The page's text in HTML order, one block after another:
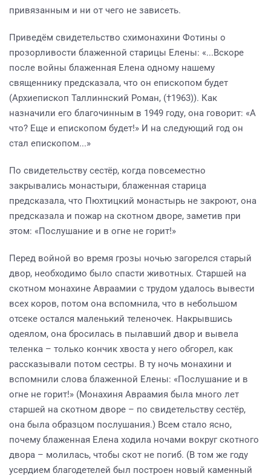
привязанным и ни от чего не зависеть.
Приведём свидетельство схимонахини Фотины о
прозорливости блаженной старицы Елены: «...Вскоре
после войны блаженная Елена одному нашему
священнику предсказала, что он епископом будет
(Архиепископ Таллиннский Роман, (†1963)). Как
назначили его благочинным в 1949 году, она говорит: «А
что? Еще и епископом будет!» И на следующий год он
стал епископом...»
По свидетельству сестёр, когда повсеместно
закрывались монастыри, блаженная старица
предсказала, что Пюхтицкий монастырь не закроют, она
предсказала и пожар на скотном дворе, заметив при
этом: «Послушание и в огне не горит!»
Перед войной во время грозы ночью загорелся старый
двор, необходимо было спасти животных. Старшей на
скотном монахине Авраамии с трудом удалось вывести
всех коров, потом она вспомнила, что в небольшом
отсеке остался маленький теленочек. Накрывшись
одеялом, она бросилась в пылавший двор и вывела
теленка – только кончик хвоста у него обгорел, как
рассказывали потом сестры. В ту ночь монахини и
вспомнили слова блаженной Елены: «Послушание и в
огне не горит!» (Монахиня Авраамия была много лет
старшей на скотном дворе – по свидетельству сестёр,
она была образцом послушания.) Всем стало ясно,
почему блаженная Елена ходила ночами вокруг скотного
двора – молилась, чтобы скот не погиб. (В том же году
усердием благодетелей был построен новый каменный